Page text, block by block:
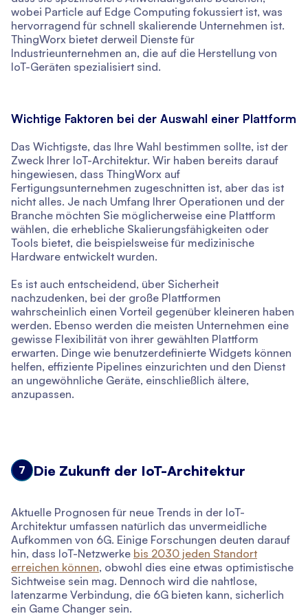
wobei Particle auf Edge Computing fokussiert ist, was
hervorragend für schnell skalierende Unternehmen ist.
ThingWorx bietet derweil Dienste für
Industrieunternehmen an, die auf die Herstellung von
IoT-Geräten spezialisiert sind.
Wichtige Faktoren bei der Auswahl einer Plattform
Das Wichtigste, das Ihre Wahl bestimmen sollte, ist der
Zweck Ihrer IoT-Architektur. Wir haben bereits darauf
hingewiesen, dass ThingWorx auf
Fertigungsunternehmen zugeschnitten ist, aber das ist
nicht alles. Je nach Umfang Ihrer Operationen und der
Branche möchten Sie möglicherweise eine Plattform
wählen, die erhebliche Skalierungsfähigkeiten oder
Tools bietet, die beispielsweise für medizinische
Hardware entwickelt wurden.
Es ist auch entscheidend, über Sicherheit
nachzudenken, bei der große Plattformen
wahrscheinlich einen Vorteil gegenüber kleineren haben
werden. Ebenso werden die meisten Unternehmen eine
gewisse Flexibilität von ihrer gewählten Plattform
erwarten. Dinge wie benutzerdefinierte Widgets können
helfen, effiziente Pipelines einzurichten und den Dienst
an ungewöhnliche Geräte, einschließlich ältere,
anzupassen.
7 Die Zukunft der IoT-Architektur
Aktuelle Prognosen für neue Trends in der IoT-
Architektur umfassen natürlich das unvermeidliche
Aufkommen von 6G. Einige Forschungen deuten darauf
hin, dass IoT-Netzwerke bis 2030 jeden Standort
erreichen können, obwohl dies eine etwas optimistische
Sichtweise sein mag. Dennoch wird die nahtlose,
latenzarme Verbindung, die 6G bieten kann, sicherlich
ein Game Changer sein.